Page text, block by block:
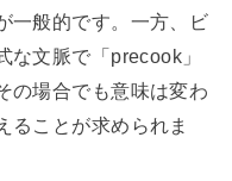
一般的です。一方、ビ
な文脈で「precook」
の場合でも意味は変わ
ることが求められま